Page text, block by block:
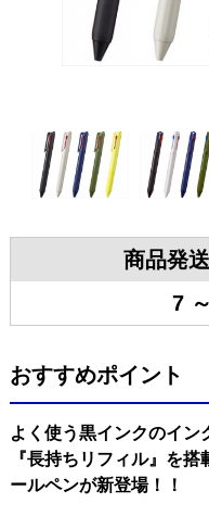
商品発
7
おすすめポイント
よく使う黒インクのイン
『長持ちリフィル』を
ールペンが新登場！！